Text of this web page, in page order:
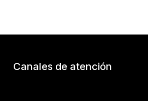
Canales de atención